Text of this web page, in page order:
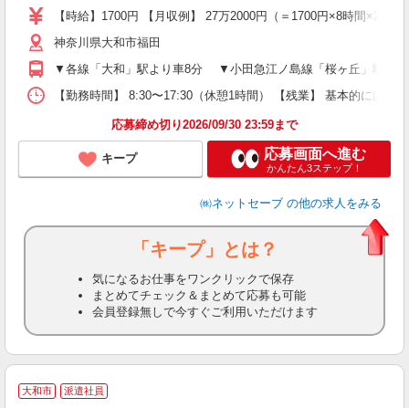
【時給】1700円 【月収例】 27万2000円（＝1700円×8時間×20
神奈川県大和市福田
▼各線「大和」駅より車8分 ▼小田急江ノ島線「桜ヶ丘」駅より
【勤務時間】 8:30〜17:30（休憩1時間） 【残業】 基本的にはほ
応募締め切り2026/09/30 23:59まで
キープ 応募画面へ進む
かんたん3ステップ！
㈱ネットセーブ の他の求人をみる
「キープ」とは？
気になるお仕事をワンクリックで保存
まとめてチェック＆まとめて応募も可能
会員登録無しで今すぐご利用いただけます
大和市 派遣社員